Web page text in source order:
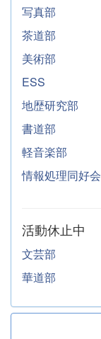
写真部
茶道部
美術部
ESS
地歴研究部
書道部
軽音楽部
情報処理同好会
活動休止中
文芸部
華道部